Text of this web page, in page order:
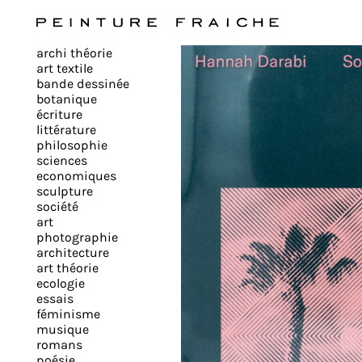
archi théorie
art textile
bande dessinée
botanique
écriture
littérature
philosophie
sciences
economiques
sculpture
société
art
photographie
architecture
art théorie
ecologie
essais
féminisme
musique
romans
Valider
tous
cookies
utilise
cookies
améliorer